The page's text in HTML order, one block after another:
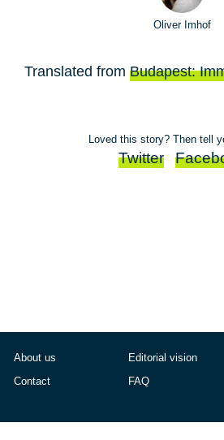
Oliver Imhof
Translated from Budapest:
Loved this story? Then tell
Twitter
About us
Contact
Editorial vision
FAQ